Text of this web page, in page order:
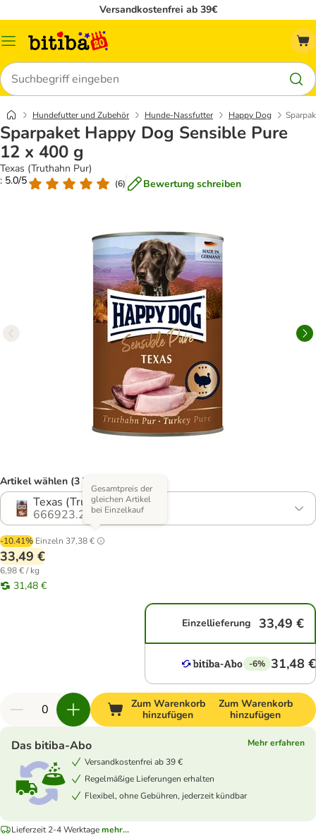
Versandkostenfrei ab 39€
Menü
Suchen
Hundefutter und Zubehör Hunde-Nassfutter Happy Dog
Sparpaket Happy Dog Sensible Pure
12 x 400 g
Texas (Truthahn Pur)
: 5.0/5
(6) Bewertung schreiben
Artikel wählen (3 Varianten)
Texas (Truthahn Pur)
666923.2
-10.41% Einzeln 37,38 €
Gesamtpreis der
gleichen Artikel
bei Einzelkauf
33,49 €
6,98 € / kg
31,48 €
Einzellieferung 33,49 €
-6% 31,48 €
Zum Warenkorb
hinzufügen
Zum Warenkorb
hinzufügen
Das bitiba-Abo
Mehr erfahren
Versandkostenfrei ab 39 €
Regelmäßige Lieferungen erhalten
Flexibel, ohne Gebühren, jederzeit kündbar
Lieferzeit 2-4 Werktagemehr...